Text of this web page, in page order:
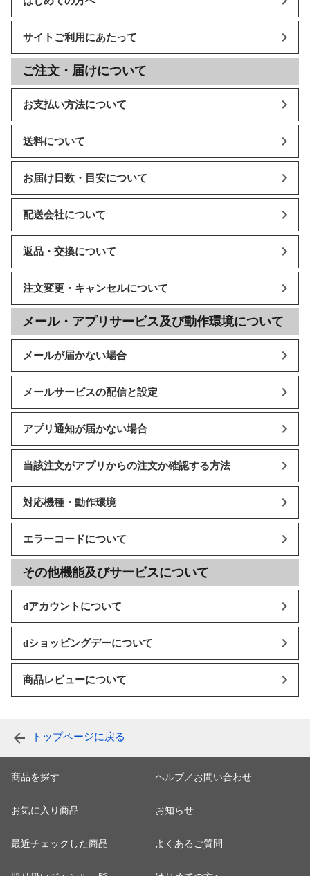
サイトご利用にあたって
ご注文・届けについて
お支払い方法について
送料について
お届け日数・目安について
配送会社について
返品・交換について
注文変更・キャンセルについて
メール・アプリサービス及び動作環境について
メールが届かない場合
メールサービスの配信と設定
アプリ通知が届かない場合
当該注文がアプリからの注文か確認する方法
対応機種・動作環境
エラーコードについて
その他機能及びサービスについて
dアカウントについて
dショッピングデーについて
商品レビューについて
トップページに戻る
商品を探す
お気に入り商品
最近チェックした商品
ヘルプ／お問い合わせ
お知らせ
よくあるご質問